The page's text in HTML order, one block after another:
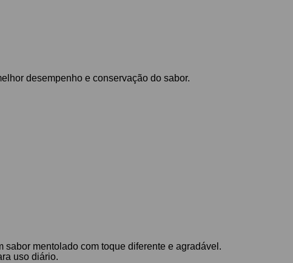
desempenho e conservação do sabor.
mentolado com toque diferente e agradável.
uso diário.